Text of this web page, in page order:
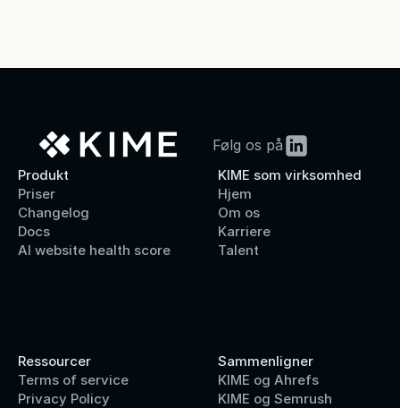
Følg os på
Produkt
Priser
Changelog
Docs
AI website health score
KIME som virksomhed
Hjem
Om os
Karriere
Talent
Ressourcer
Terms of service
Privacy Policy
Sammenligner
KIME og Ahrefs
KIME og Semrush